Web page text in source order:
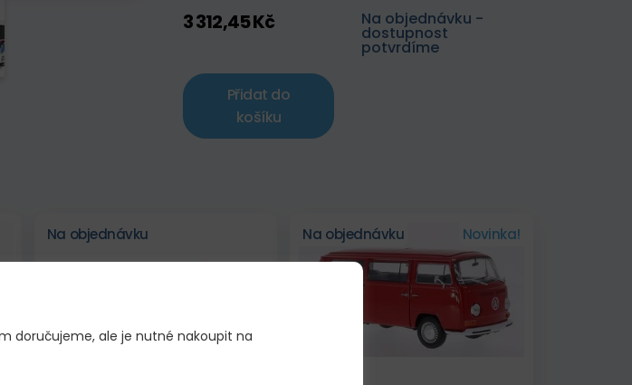
3 312,45 Kč Na objednávku -
dostupnost
potvrdíme
Přidat do
košíku
Na objednávku Na objednávku Novinka!
doručujeme, ale je nutné nakoupit na